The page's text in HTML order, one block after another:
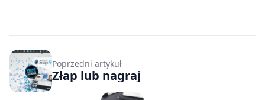
Poprzedni artykuł
Złap lub nagraj